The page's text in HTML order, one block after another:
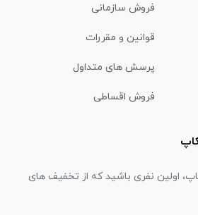
فروش سازمانی
قوانین و مقررات
پرسش های متداول
فروش اقساطی
اولین نفری باشید که از تخفیف های